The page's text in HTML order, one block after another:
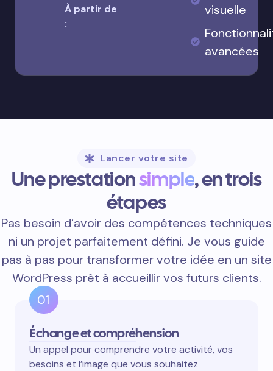
À partir de
:
visuelle
avancées
Lancer votre site
Une prestationsimple, en trois
étapes
Pas besoin d’avoir des compétences techniques
ni un projet parfaitement défini. Je vous guide
pas à pas pour transformer votre idée en un site
WordPress prêt à accueillir vos futurs clients.
01
Échange et compréhension
Un appel pour comprendre votre activité, vos
besoins et l’image que vous souhaitez